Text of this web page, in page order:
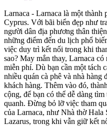
Larnaca - Larnaca là một thành
Cyprus. Với bãi biển đẹp như
người dân địa phương thân
những điểm đến du lịch phổ
việc duy trì kết nối trong khi
sao? May mắn thay, Larnaca
miễn phí. Dù bạn cần một tách
nhiều quán cà phê và nhà
khách hàng. Thêm vào đó,
cộng, để bạn có thể dễ dàng
quanh. Đừng bỏ lỡ việc tham
của Larnaca, như Nhà thờ Hala
Lazarus, trong khi vẫn giữ kết